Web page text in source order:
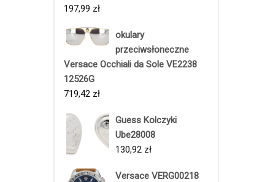
197,99 zł
okulary
przeciwsłoneczne
Versace Occhiali da Sole VE2238
12526G
719,42 zł
Guess Kolczyki
Ube28008
130,92 zł
Versace VERG00218